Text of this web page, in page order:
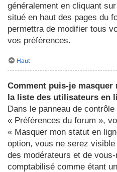
généralement en cliquant
situé en haut des pages du
permettra de modifier tous
vos préférences.
Haut
Comment puis-je masquer
la liste des utilisateurs en
Dans le panneau de
« Préférences du forum »,
« Masquer mon statut en
option, vous ne serez
des modérateurs et de
comptabilisé comme étant